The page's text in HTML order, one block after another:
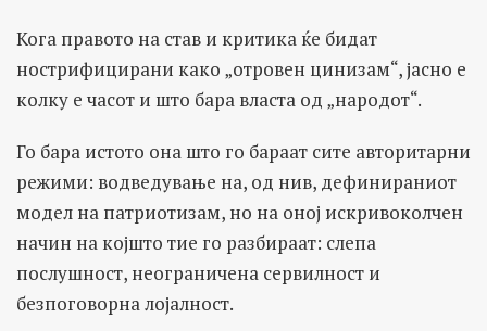
Кога правото на став и критика ќе бидат
нострифицирани како „отровен цинизам“, јасно е
колку е часот и што бара власта од „народот“.
Го бара истото она што го бараат сите авторитарни
режими: водведување на, од нив, дефинираниот
модел на патриотизам, но на оној искривоколчен
начин на којшто тие го разбираат: слепа
послушност, неограничена сервилност и
безпоговорна лојалност.